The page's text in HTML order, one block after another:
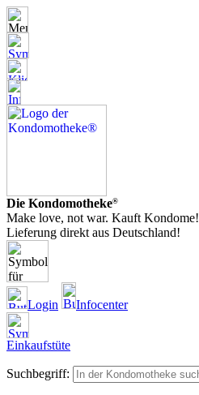
Die Kondomotheke®
Make love, not war. Kauft Kondome!
Lieferung direkt aus Deutschland!
Login Infocenter
Einkaufstüte
Suchbegriff: